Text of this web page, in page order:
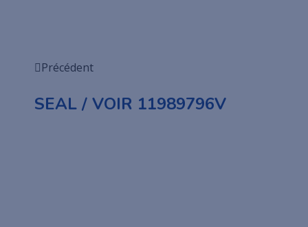
Précédent
SEAL / VOIR 11989796V